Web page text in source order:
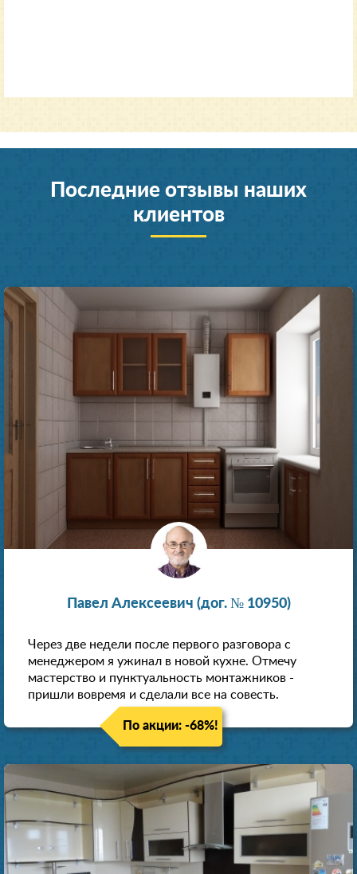
Последние отзывы наших
клиентов
Павел Алексеевич (дог. № 10950)
Через две недели после первого разговора с
менеджером я ужинал в новой кухне. Отмечу
мастерство и пунктуальность монтажников -
пришли вовремя и сделали все на совесть.
По акции: -68%!